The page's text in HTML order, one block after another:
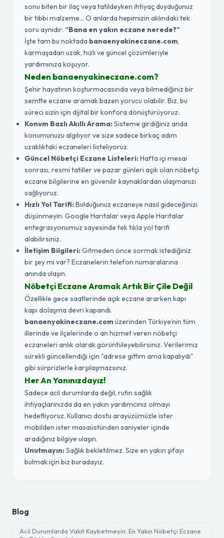
sonu biten bir ilaç veya tatildeyken ihtiyaç duyduğunuz
bir tıbbi malzeme... O anlarda hepimizin aklındaki tek
soru aynıdır: “Bana en yakın eczane nerede?”
İşte tam bu noktada banaenyakineczane.com,
karmaşadan uzak, hızlı ve güncel çözümleriyle
yardımınıza koşuyor.
Neden banaenyakineczane.com?
Şehir hayatının koşturmacasında veya bilmediğiniz bir
semtte eczane aramak bazen yorucu olabilir. Biz, bu
süreci sizin için dijital bir konfora dönüştürüyoruz:
Konum Bazlı Akıllı Arama:Sisteme girdiğiniz anda
konumunuzu algılıyor ve size sadece birkaç adım
uzaklıktaki eczaneleri listeliyoruz.
Güncel Nöbetçi Eczane Listeleri:Hafta içi mesai
sonrası, resmi tatiller ve pazar günleri açık olan nöbetçi
eczane bilgilerine en güvenilir kaynaklardan ulaşmanızı
sağlıyoruz.
Hızlı Yol Tarifi:Bulduğunuz eczaneye nasıl gideceğinizi
düşünmeyin. Google Haritalar veya Apple Haritalar
entegrasyonumuz sayesinde tek tıkla yol tarifi
alabilirsiniz.
İletişim Bilgileri:Gitmeden önce sormak istediğiniz
bir şey mi var? Eczanelerin telefon numaralarına
anında ulaşın.
Nöbetçi Eczane Aramak Artık Bir Çile Değil
Özellikle gece saatlerinde açık eczane ararken kapı
kapı dolaşma devri kapandı.
banaenyakineczane.com üzerinden Türkiye’nin tüm
illerinde ve ilçelerinde o an hizmet veren nöbetçi
eczaneleri anlık olarak görüntüleyebilirsiniz. Verilerimiz
sürekli güncellendiği için "adrese gittim ama kapalıydı"
gibi sürprizlerle karşılaşmazsınız.
Her An Yanınızdayız!
Sadece acil durumlarda değil, rutin sağlık
ihtiyaçlarınızda da en yakın yardımcınız olmayı
hedefliyoruz. Kullanıcı dostu arayüzümüzle ister
mobilden ister masaüstünden saniyeler içinde
aradığınız bilgiye ulaşın.
Unutmayın:Sağlık bekletilmez. Size en yakın şifayı
bulmak için biz buradayız.
Blog
Acil Durumlarda Vakit Kaybetmeyin: En Yakın Nöbetçi Eczane